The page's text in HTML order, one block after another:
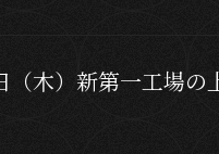
（木）新第一工場の